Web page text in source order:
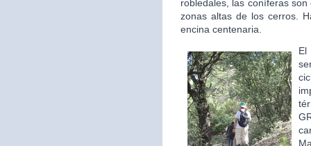
robledales, las coníferas
zonas altas de los cerros.
encina centenaria.